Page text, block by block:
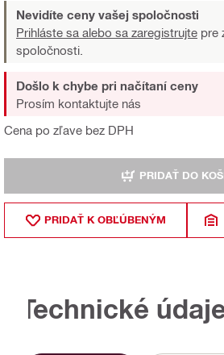
Nevidíte ceny vašej spoločnosti
Prihláste sa alebo sa zaregistrujte pre
spoločnosti.
Cena po zľave bez DPH
Došlo k chybe pri načítaní ceny
Prosím kontaktujte nás
PRIDAŤ DO
PRIDAŤ K OBĽÚBENÝM
Technické